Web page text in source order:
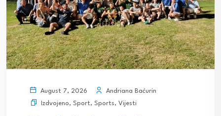
August 7, 2026
Andriana Baćurin
Izdvojeno, Sport, Sports, Vijesti